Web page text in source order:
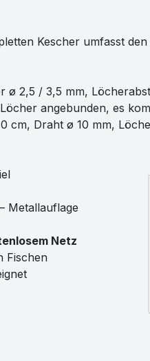
Kescher umfasst
ø 2,5 / 3,5 mm,
angebunden, es
cm, Draht ø 10 mm,
– Metallauflage
Netz
Fischen